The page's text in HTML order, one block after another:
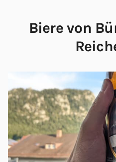
Biere von